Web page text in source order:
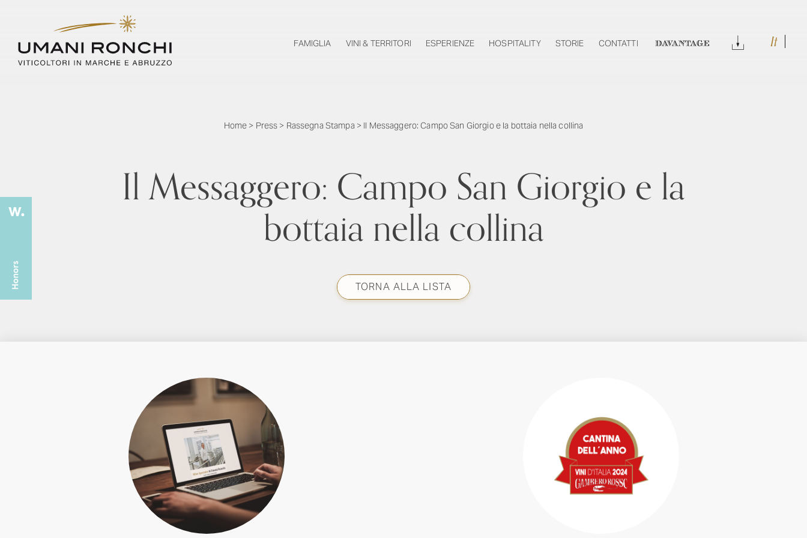
FAMIGLIA VINI & TERRITORI ESPERIENZE HOSPITALITY STORIE CONTATTI DAVANTAGE DOWNLOAD
It
Home > Press > Rassegna Stampa > Il Messaggero: Campo San Giorgio e la bottaia nella collina
Il Messaggero: Campo San Giorgio e la
bottaia nella collina
TORNA ALLA LISTA